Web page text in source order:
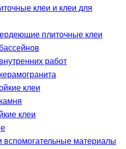
клеи и клеи для
плиточные клеи
работ
клеи
клеи
материалы